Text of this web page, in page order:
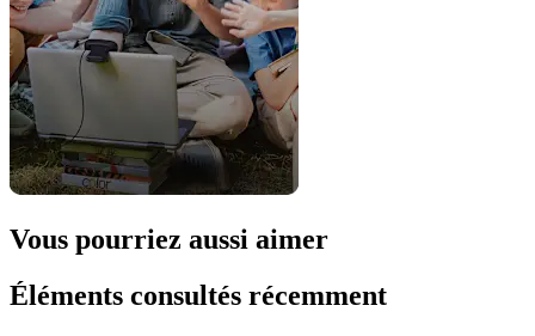
Vous pourriez aussi aimer
Éléments consultés récemment